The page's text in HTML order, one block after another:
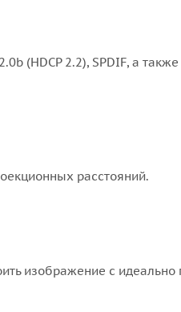
(HDCP 2.2), SPDIF, а также
расстояний.
изображение с